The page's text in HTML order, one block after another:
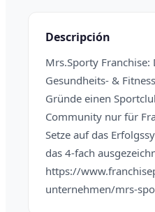
Descripción
Mrs.Sporty Franchise:
Gesundheits- &
Gründe einen
Community nur für
Setze auf das
das 4-fach
https://
unternehmen/mrs-